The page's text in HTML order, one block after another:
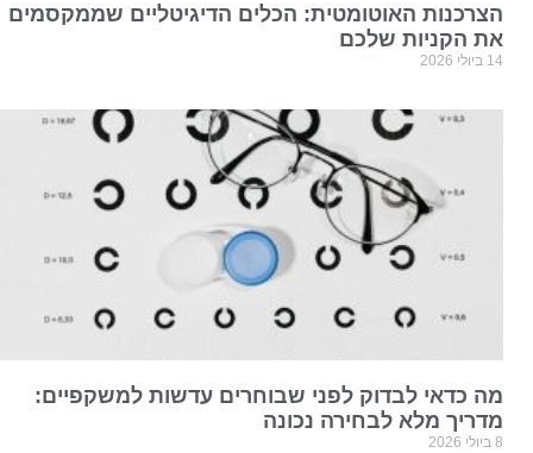
הצרכנות האוטומטית: הכלים הדיגיטליים שממקסמים
את הקניות שלכם
14 ביולי 2026
מה כדאי לבדוק לפני שבוחרים עדשות למשקפיים:
מדריך מלא לבחירה נכונה
8 ביולי 2026